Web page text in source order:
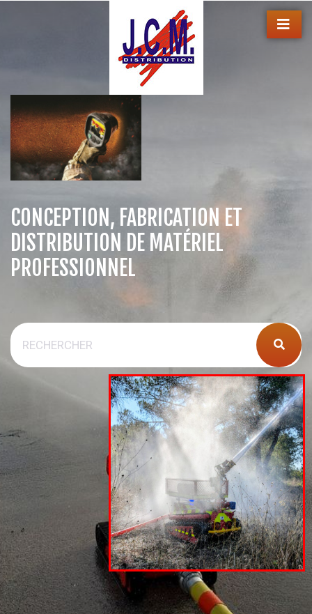
CONCEPTION, FABRICATION ET
DISTRIBUTION DE MATÉRIEL
PROFESSIONNEL